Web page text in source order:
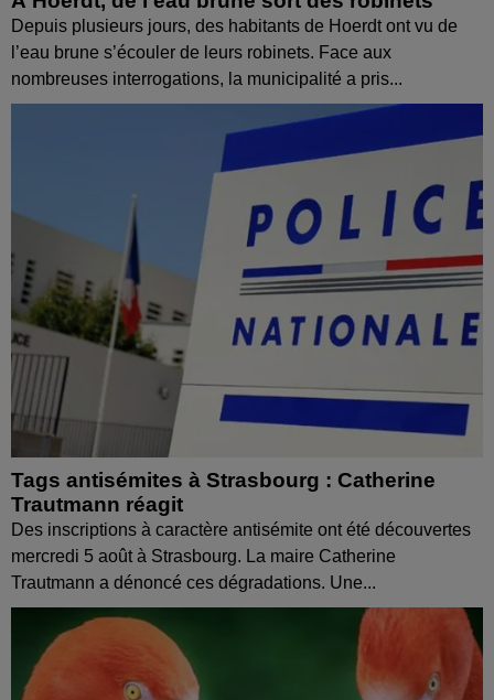
Depuis plusieurs jours, des habitants de Hoerdt ont vu de
l’eau brune s’écouler de leurs robinets. Face aux
nombreuses interrogations, la municipalité a pris...
Tags antisémites à Strasbourg : Catherine
Trautmann réagit
Des inscriptions à caractère antisémite ont été découvertes
mercredi 5 août à Strasbourg. La maire Catherine
Trautmann a dénoncé ces dégradations. Une...